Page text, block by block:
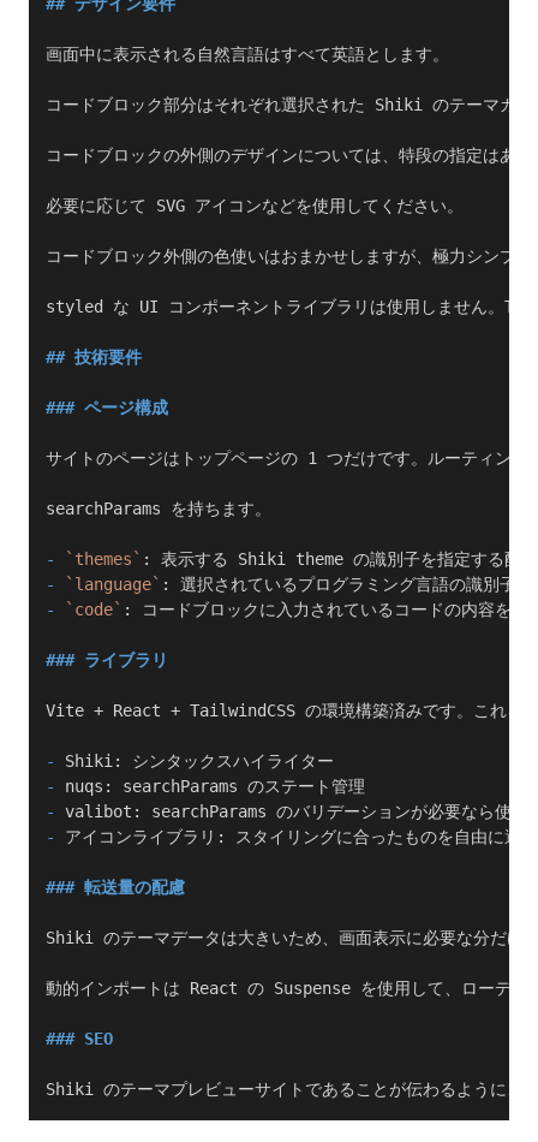
## デザイン要件
画面中に表示される自然言語はすべて英語とします。
コードブロック部分はそれぞれ選択された Shiki のテーマカラ
コードブロックの外側のデザインについては、特段の指定は
必要に応じて SVG アイコンなどを使用してください。
コードブロック外側の色使いはおまかせしますが、極力シンプ
styled な UI コンポーネントライブラリは使用しません。
## 技術要件
### ページ構成
サイトのページはトップページの 1 つだけです。ルーティング
searchParams を持ちます。
- `themes` : 表示する Shiki theme の識別子を指定する配列
-
`language` : 選択されているプログラミング言語の識別子。
-
`code` : コードブロックに入力されているコードの内容を
### ライブラリ
Vite + React + TailwindCSS の環境構築済みです。これをベ
-
Shiki: シンタックスハイライター
-
nuqs: searchParams のステート管理
-
valibot: searchParams のバリデーションが必要なら使用
-
アイコンライブラリ: スタイリングに合ったものを自由に選
### 転送量の配慮
Shiki のテーマデータは大きいため、画面表示に必要な分だけ
動的インポートは React の Suspense を使用して、ローディ
### SEO
Shiki のテーマプレビューサイトであることが伝わるように、